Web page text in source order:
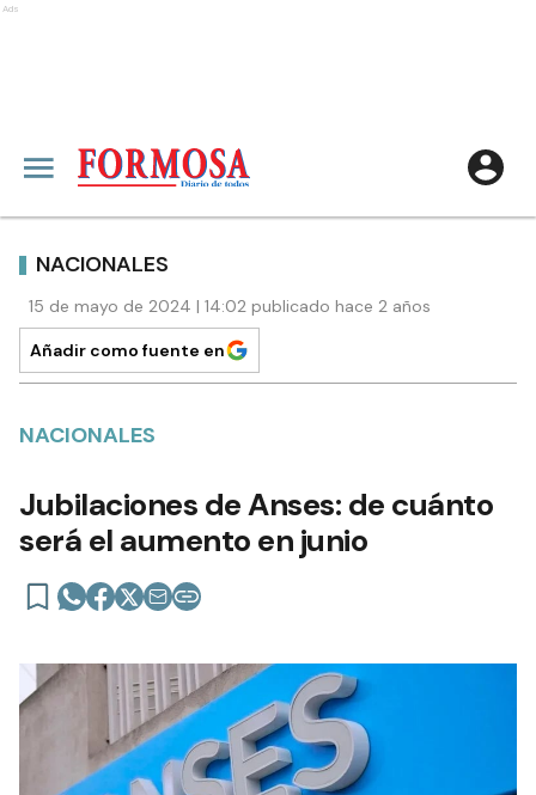
Ads
NACIONALES
15 de mayo de 2024 | 14:02 publicado hace 2 años
Añadir como fuente en
NACIONALES
Jubilaciones de Anses: de cuánto
será el aumento en junio